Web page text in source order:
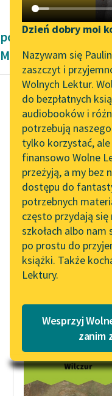
Katalog DAISY
Podkasty o książkach
Aktualności
„Prokurator Alicja Horn”
do słuchania
Byliśmy częścią AI
Lab
Zapraszamy na
online z tłumaczkami
literatury
Spotkanie z Katarzyną
Tunkiel w Oslo
102. lata temu zmarł
Joseph Conrad
Lektury szkolne i
literatury do słuchania
uczennic i uczniów z
niepełnosprawnościami
Dzień dobry moi
Nazywam się
zaszczyt i
Wolnych Lektur.
do bezpłatnych
audiobooków i
potrzebują
tylko korzystać,
finansowo Wolne
przeżyją, a my bez
dostępu do
potrzebnych
często przydają
szkołach albo nam
po prostu do
książki. Także
Lektury.
Wesprzyj
zanim
powieści
Mostowicza